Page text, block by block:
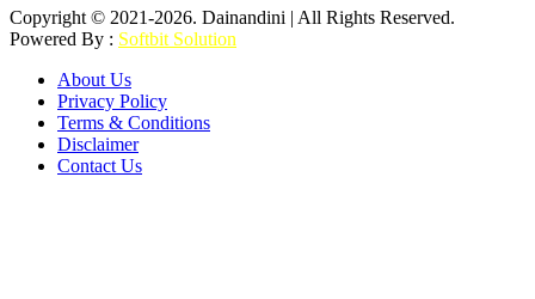
Copyright © 2021-2026. Dainandini | All Rights Reserved.
Powered By : Softbit Solution
About Us
Privacy Policy
Terms & Conditions
Disclaimer
Contact Us